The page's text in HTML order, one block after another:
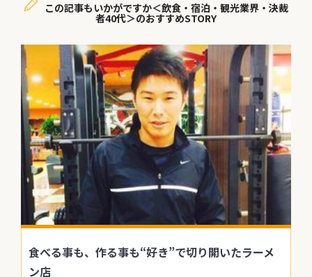
この記事もいかがですか＜飲食・宿泊・観光業界・決裁
者40代＞のおすすめSTORY
食べる事も、作る事も“好き”で切り開いたラーメ
ン店